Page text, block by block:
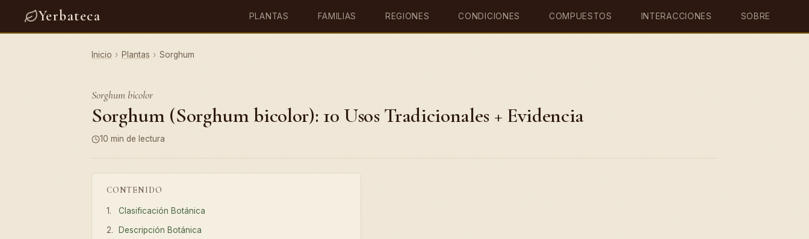
Yerbateca PLANTAS FAMILIAS REGIONES CONDICIONES COMPUESTOS INTERACCIONES SOBRE
Inicio › Plantas › Sorghum
Sorghum bicolor
Sorghum (Sorghum bicolor): 10 Usos Tradicionales + Evidencia
10 min de lectura
CONTENIDO
Clasificación Botánica
Descripción Botánica